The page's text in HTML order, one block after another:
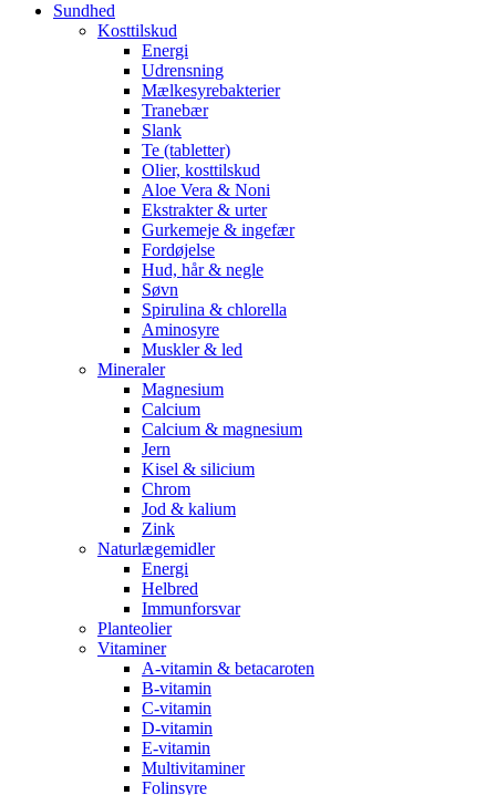
Sundhed
Kosttilskud
Energi
Udrensning
Mælkesyrebakterier
Tranebær
Slank
Te (tabletter)
Olier, kosttilskud
Aloe Vera & Noni
Ekstrakter & urter
Gurkemeje & ingefær
Fordøjelse
Hud, hår & negle
Søvn
Spirulina & chlorella
Aminosyre
Muskler & led
Mineraler
Magnesium
Calcium
Calcium & magnesium
Jern
Kisel & silicium
Chrom
Jod & kalium
Zink
Naturlægemidler
Energi
Helbred
Immunforsvar
Planteolier
Vitaminer
A-vitamin & betacaroten
B-vitamin
C-vitamin
D-vitamin
E-vitamin
Multivitaminer
Folinsyre